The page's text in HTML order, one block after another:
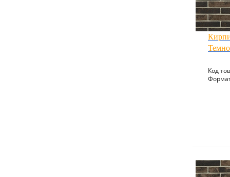
Код